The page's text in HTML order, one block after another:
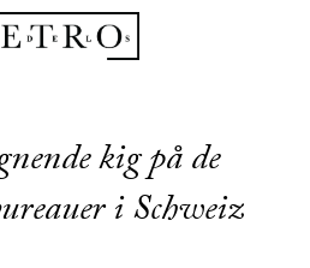
kig på de
i Schweiz